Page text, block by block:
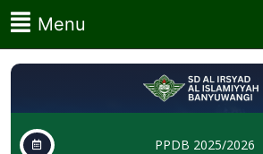
Skip
to
content
Menu
PPDB 2025/2026